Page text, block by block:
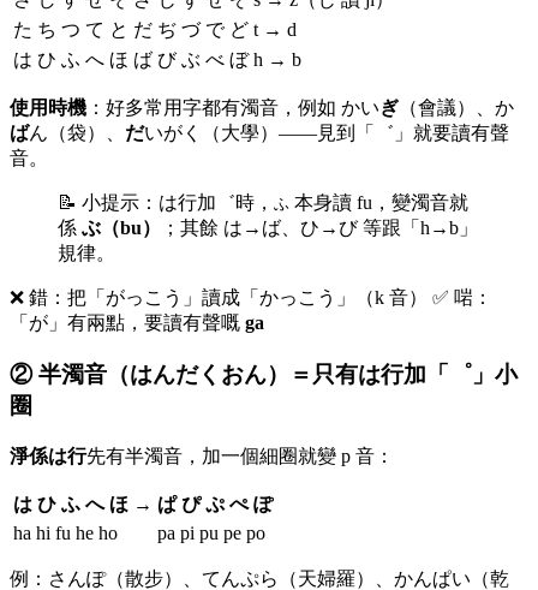
た ち つ て と だ ぢ づ で ど t → d
は ひ ふ へ ほ ば び ぶ べ ぼ h → b
使用時機 ：好多常用字都有濁音，例如 かいぎ （會議）、か
ばん（袋）、 だいがく（大學）——見到「゛」就要讀有聲
音。
📝 小提示：は行加゛時， ふ 本身讀 fu，變濁音就
係 ぶ（bu）
；其餘 は→ば、ひ→び 等跟「h→b」
規律。
❌ 錯：把「がっこう」讀成「かっこう」（k 音） ✅ 啱：
「が」有兩點，要讀有聲嘅 ga
② 半濁音（はんだくおん）＝只有は行加「゜」小
圈
淨係は行先有半濁音，加一個細圈就變 p 音：
は ひ ふ へ ほ → ぱ ぴ ぷ ぺ ぽ
ha hi fu he ho
pa pi pu pe po
例：さんぽ（散步）、てんぷら（天婦羅）、かんぱい（乾